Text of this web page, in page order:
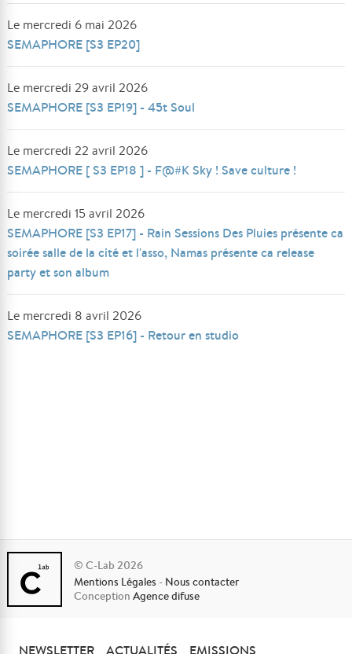
Le mercredi 6 mai 2026
SEMAPHORE [S3 EP20]
Le mercredi 29 avril 2026
SEMAPHORE [S3 EP19] - 45t Soul
Le mercredi 22 avril 2026
SEMAPHORE [ S3 EP18 ] - F@#K Sky ! Save culture !
Le mercredi 15 avril 2026
SEMAPHORE [S3 EP17] - Rain Sessions Des Pluies présente ca
soirée salle de la cité et l'asso, Namas présente ca release
party et son album
Le mercredi 8 avril 2026
SEMAPHORE [S3 EP16] - Retour en studio
© C-Lab 2026
Mentions Légales - Nous contacter
ConceptionAgence difuse
NEWSLETTER ACTUALITÉS EMISSIONS